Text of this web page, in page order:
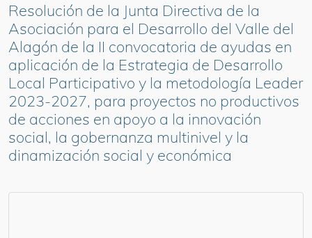
Resolución de la Junta Directiva de la
Asociación para el Desarrollo del Valle del
Alagón de la II convocatoria de ayudas en
aplicación de la Estrategia de Desarrollo
Local Participativo y la metodología Leader
2023-2027, para proyectos no productivos
de acciones en apoyo a la innovación
social, la gobernanza multinivel y la
dinamización social y económica